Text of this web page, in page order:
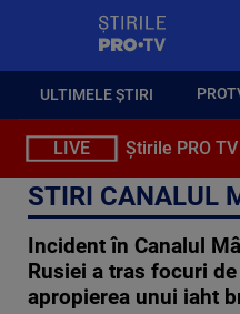
ULTIMELE ȘTIRI
LIVE Știrile PRO
STIRI CANALUL
Incident în Canalul
Rusiei a tras focuri
apropierea unui iaht